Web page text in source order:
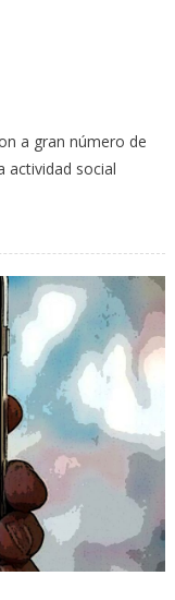
a gran número de
actividad social